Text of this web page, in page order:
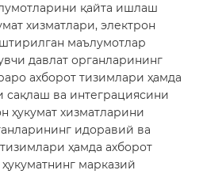
қайта ишлаш
хизматлари, электрон
маълумотлар
давлат органларининг
ахборот тизимлари ҳамда
сақлаш ва интеграциясини
ҳукумат хизматларини
идора­вий ва
ҳамда ахборот
марказий